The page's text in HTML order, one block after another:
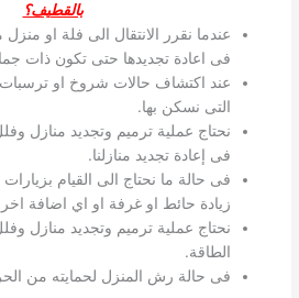
بالقطيف؟
عندما نقرر الانتقال الى فلة او
فى اعادة تجديدها حتى تكون ذات
عند اكتشاف حالات شروخ او ترسبات
التى نسكن بها.
نحتاج عملية ترميم وتجديد منازل
فى إعادة تجديد منازلنا.
فى حالة ما نحتاج الى القيام
زيادة حائط او غرفة او اي اضافة
نحتاج عملية ترميم وتجديد منازل
الطاقة.
فى حالة رش المنزل لحمايته من